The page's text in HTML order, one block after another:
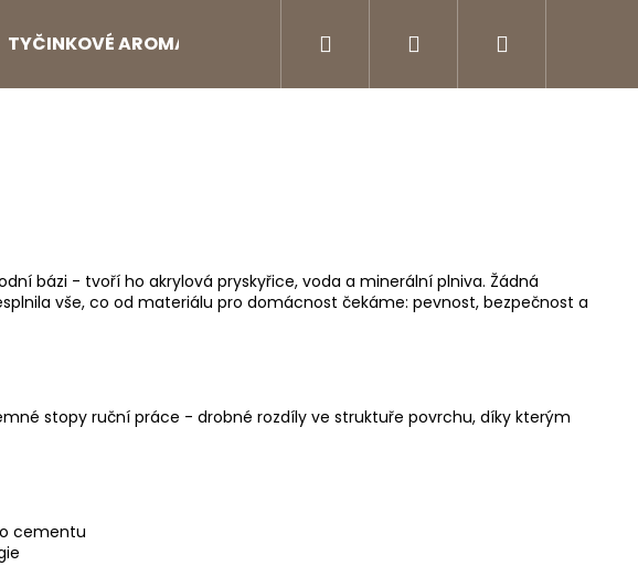
TYČINKOVÉ AROMA DIFUZÉRY Aroma doplňkyPřihlášení
bázi - tvoří ho akrylová pryskyřice, voda a minerální plniva. Žádná
vše, co od materiálu pro domácnost čekáme: pevnost, bezpečnost a
stopy ruční práce - drobné rozdíly ve struktuře povrchu, díky kterým
cementu
825 Kč